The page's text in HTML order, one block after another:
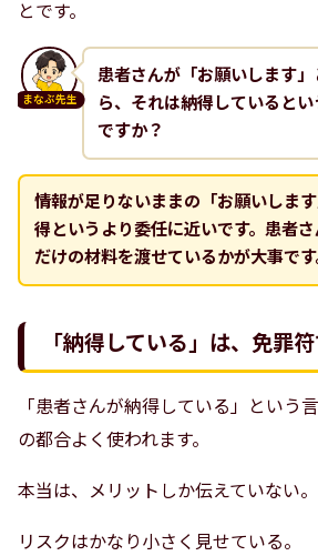
とです。
まなぶ先生
患者さんが「お願いします
ら、それは納得していると
ですか？
情報が足りないままの「お願いしま
得というより委任に近いです。患者
だけの材料を渡せているかが大事です
「納得している」は、免罪
「患者さんが納得している」という
の都合よく使われます。
本当は、メリットしか伝えていない。
リスクはかなり小さく見せている。